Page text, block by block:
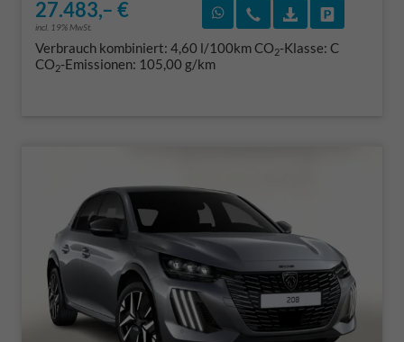
27.483,– €
incl. 19% MwSt.
Rückruf vereinbaren
Wir rufen Sie an
Verbrauch kombiniert: 4,60 l/100kmCO2-Klasse: C
CO2-Emissionen: 105,00 g/km